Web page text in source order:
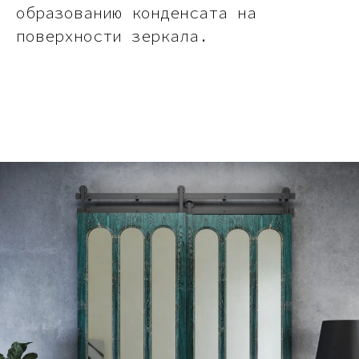
образованию конденсата на
поверхности зеркала.
Возврат
Доставка
Картины
Двери
Отделка
Механизмы
Блог
• Договор публичной оферты
• Политика обработки персональных данных
• Согласие на обработку персональных данных
В КАТАЛОГ
Оплата